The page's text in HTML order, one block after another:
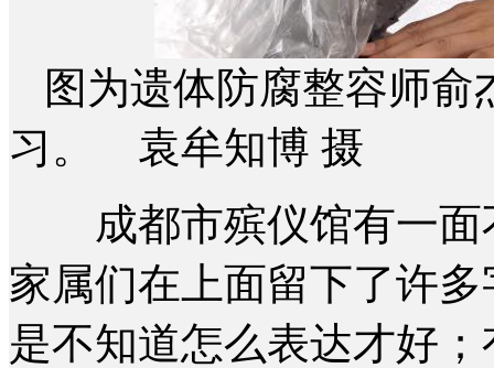
图为遗体防腐整容师
习。 袁牟知博 摄
成都市殡仪馆有一面
家属们在上面留下了许
是不知道怎么表达才好